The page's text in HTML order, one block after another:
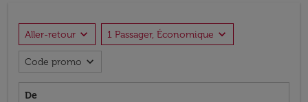
Aller-retour expand_more 1 Passager, Économique expand_more
Code promo expand_more
De